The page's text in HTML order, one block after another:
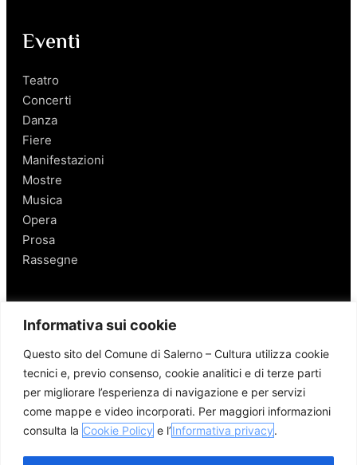
Informativa sui cookie
Questo sito del Comune di Salerno – Cultura utilizza cookie
tecnici e, previo consenso, cookie analitici e di terze parti
per migliorare l’esperienza di navigazione e per servizi
come mappe e video incorporati. Per maggiori informazioni
consulta la Cookie Policy e l’Informativa privacy.
Eventi
Teatro
Concerti
Danza
Fiere
Manifestazioni
Mostre
Musica
Opera
Prosa
Rassegne
Salerno
Personaggi
Enogastronomia
Mobilità a Salerno
Luoghi nei Dintorni
Link utili